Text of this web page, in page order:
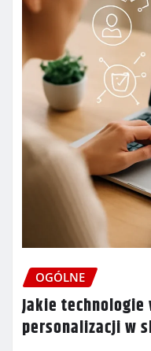
OGÓLNE
Jakie
personalizacji w